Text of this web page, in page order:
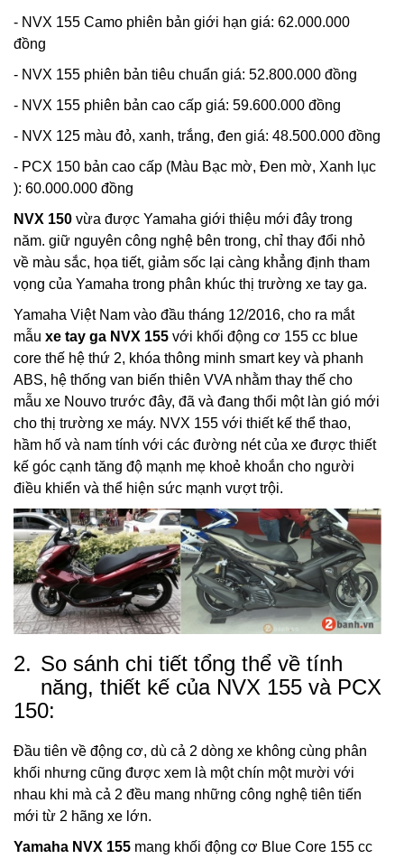
- NVX 155 Camo phiên bản giới hạn giá: 62.000.000
đồng
- NVX 155 phiên bản tiêu chuẩn giá: 52.800.000 đồng
- NVX 155 phiên bản cao cấp giá: 59.600.000 đồng
- NVX 125 màu đỏ, xanh, trắng, đen giá: 48.500.000 đồng
- PCX 150 bản cao cấp (Màu Bạc mờ, Đen mờ, Xanh lục
): 60.000.000 đồng
NVX 150 vừa được Yamaha giới thiệu mới đây trong
năm. giữ nguyên công nghệ bên trong, chỉ thay đổi nhỏ
về màu sắc, họa tiết, giảm sốc lại càng khẳng định tham
vọng của Yamaha trong phân khúc thị trường xe tay ga.
Yamaha Việt Nam vào đầu tháng 12/2016, cho ra mắt
mẫu xe tay ga NVX 155 với khối động cơ 155 cc blue
core thế hệ thứ 2, khóa thông minh smart key và phanh
ABS, hệ thống van biến thiên VVA nhằm thay thế cho
mẫu xe Nouvo trước đây, đã và đang thổi một làn gió mới
cho thị trường xe máy. NVX 155 với thiết kế thể thao,
hầm hố và nam tính với các đường nét của xe được thiết
kế góc cạnh tăng độ mạnh mẹ khoẻ khoắn cho người
điều khiển và thể hiện sức mạnh vượt trội.
2. So sánh chi tiết tổng thể về tính
năng, thiết kế của NVX 155 và PCX
150:
Đầu tiên về động cơ, dù cả 2 dòng xe không cùng phân
khối nhưng cũng được xem là một chín một mười với
nhau khi mà cả 2 đều mang những công nghệ tiên tiến
mới từ 2 hãng xe lớn.
Yamaha NVX 155 mang khối động cơ Blue Core 155 cc